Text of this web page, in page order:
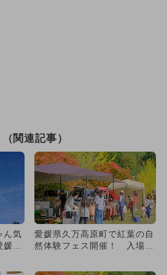
関連記事）
ん気
媛・
愛媛県久万高原町で紅葉の自
然体験フェス開催！ 入場無